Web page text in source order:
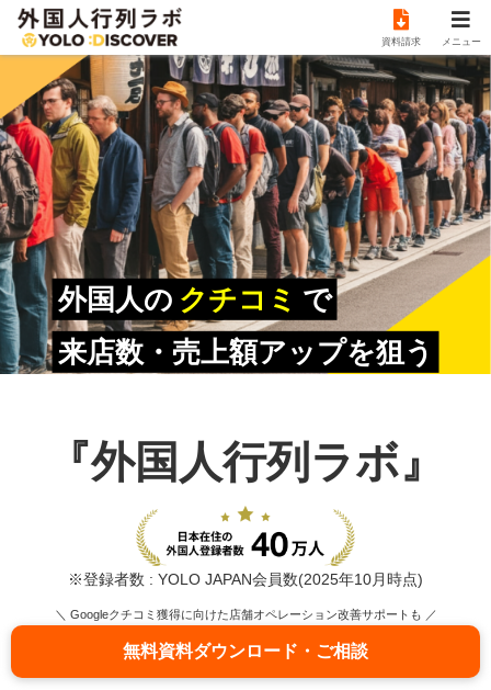
外国人の クチコミ で
来店数・売上額アップを狙う
『外国人行列ラボ』
※登録者数 : YOLO JAPAN会員数(2025年10月時点)
＼ Googleクチコミ獲得に向けた店舗オペレーション改善サポートも ／
無料資料ダウンロード・ご相談
資料請求 メニュー